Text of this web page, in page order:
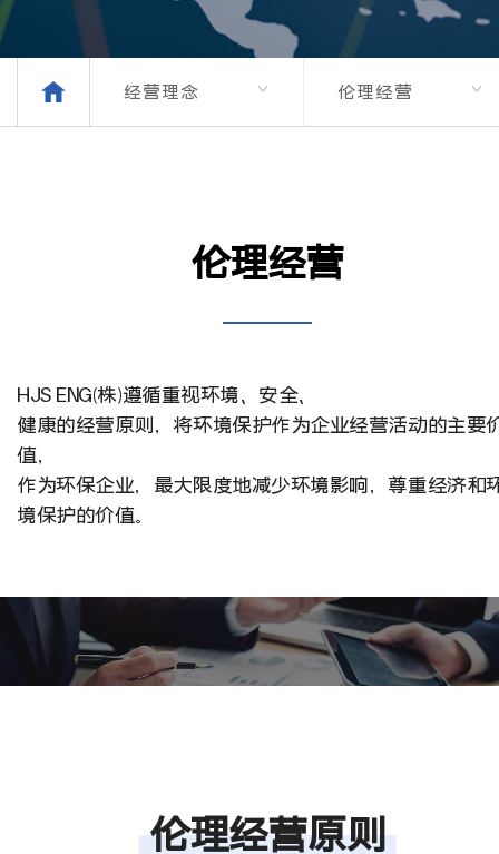
经营理念 伦理经营
伦理经营
HJS ENG(株)遵循重视环境、安全、
健康的经营原则，将环境保护作为企业经营活动的主要
值，
作为环保企业，最大限度地减少环境影响，尊重经济和
境保护的价值。
伦理经营原则